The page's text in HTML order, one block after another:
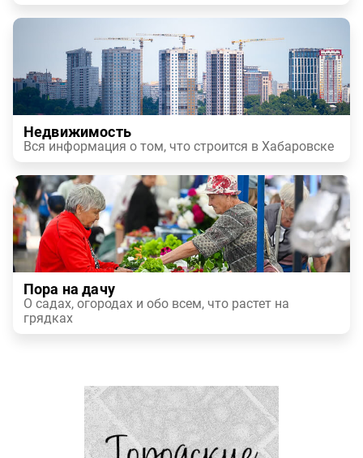
Недвижимость
Вся информация о том, что строится в Хабаровске
Пора на дачу
О садах, огородах и обо всем, что растет на
грядках